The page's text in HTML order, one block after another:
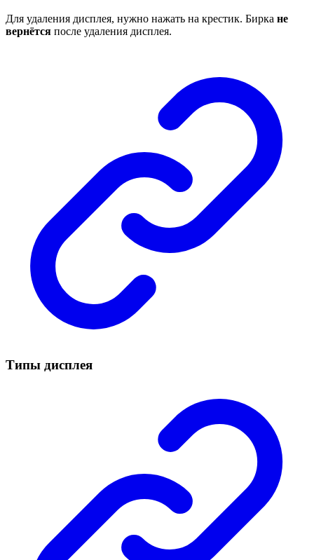
Для удаления дисплея, нужно нажать на крестик. Бирка не
вернётся после удаления дисплея.
Типы дисплея